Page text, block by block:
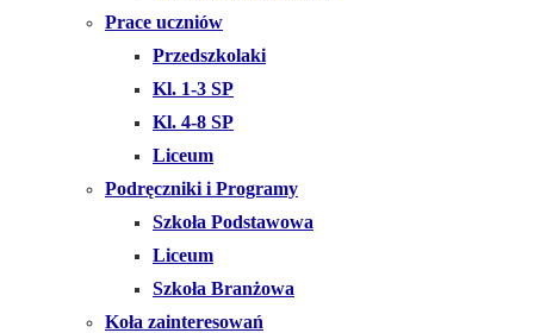
Prace uczniów
Przedszkolaki
Kl. 1-3 SP
Kl. 4-8 SP
Liceum
Podręczniki i Programy
Szkoła Podstawowa
Liceum
Szkoła Branżowa
Koła zainteresowań